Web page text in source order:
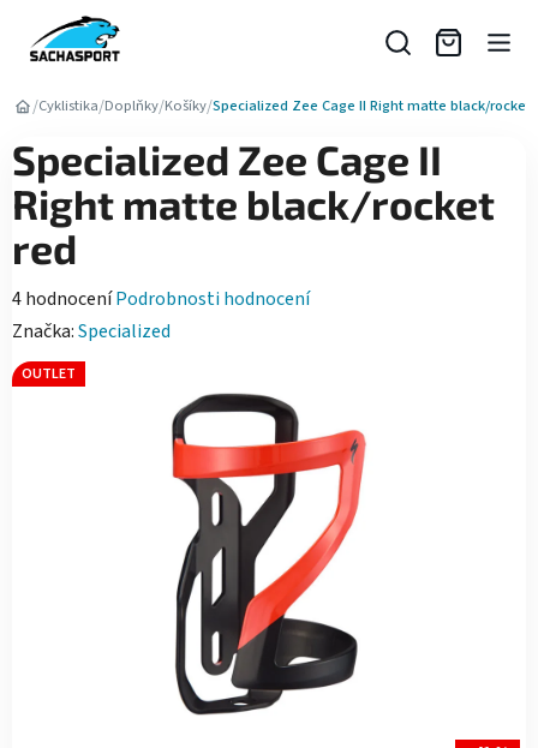
obsah
/Cyklistika/Doplňky/Košíky/Specialized Zee Cage II Right matte black/rocket
Specialized Zee Cage II
Right matte black/rocket
red
Průměrné
hodnocení
produktu
je
4 hodnoceníPodrobnosti hodnocení
Značka:Specialized
OUTLET